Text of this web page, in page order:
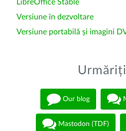
LibreOffice Stable
Versiune în dezvoltare
Versiune portabilă și imagini
Our blog
Mastodon (TDF)